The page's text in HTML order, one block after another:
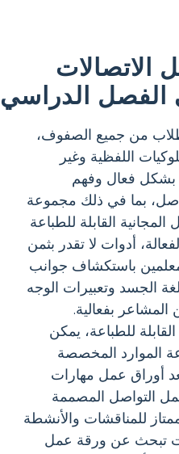
الاتصالات
الفصل الدراسي
من جميع الصفوف،
اللفظية وغير
بشكل فعال وفهم
بما في ذلك مجموعة
القابلة للطباعة
أدوات لا تقدر بثمن
باستكشاف جوانب
الجسد وتعبيرات الوجه
بفعالية.
للطباعة، يمكن
الموارد المخصصة
أوراق عمل مهارات
التواصل المصممة
للمناقشات والأنشطة
تبحث عن ورقة عمل